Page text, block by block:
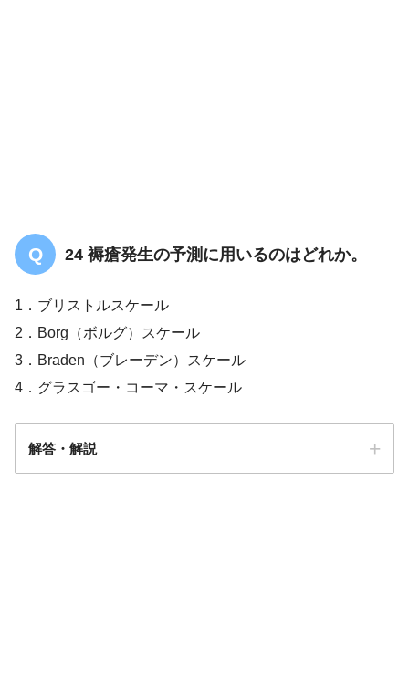
用せず
24 褥瘡発生の予測に用いるのはどれか。
1．ブリストルスケール
2．Borg（ボルグ）スケール
3．Braden（ブレーデン）スケール
4．グラスゴー・コーマ・スケール
解答・解説